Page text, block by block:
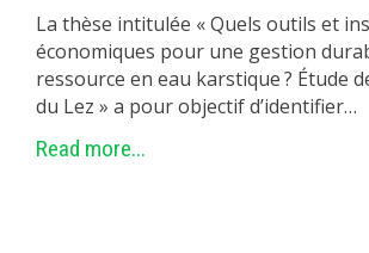
La thèse intitulée « Quels outils et
économiques pour une gestion
ressource en eau karstique ? Étude
du Lez » a pour objectif d’identifier…
Read more...